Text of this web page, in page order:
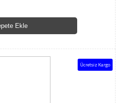
Ekle
Ücretsiz Kargo